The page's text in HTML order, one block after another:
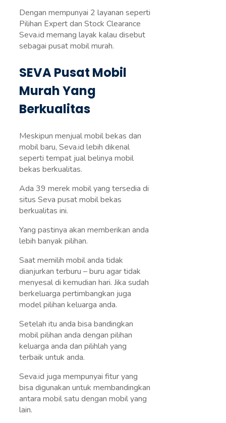
Dengan mempunyai 2 layanan seperti
Pilihan Expert dan Stock Clearance
Seva.id memang layak kalau disebut
sebagai pusat mobil murah.
SEVA Pusat Mobil
Murah Yang
Berkualitas
Meskipun menjual mobil bekas dan
mobil baru, Seva.id lebih dikenal
seperti tempat jual belinya mobil
bekas berkualitas.
Ada 39 merek mobil yang tersedia di
situs Seva pusat mobil bekas
berkualitas ini.
Yang pastinya akan memberikan anda
lebih banyak pilihan.
Saat memilih mobil anda tidak
dianjurkan terburu – buru agar tidak
menyesal di kemudian hari. Jika sudah
berkeluarga pertimbangkan juga
model pilihan keluarga anda.
Setelah itu anda bisa bandingkan
mobil pilihan anda dengan pilihan
keluarga anda dan pilihlah yang
terbaik untuk anda.
Seva.id juga mempunyai fitur yang
bisa digunakan untuk membandingkan
antara mobil satu dengan mobil yang
lain.